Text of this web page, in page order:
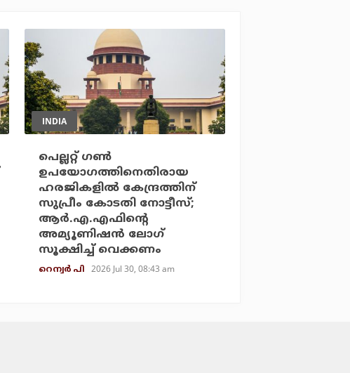
INDIA
പെല്ലറ്റ് ഗണ്‍
ഉപയോഗത്തിനെതിരായ
ഹരജികളില്‍ കേന്ദ്രത്തിന്
സുപ്രീം കോടതി നോട്ടീസ്;
ആര്‍.എ.എഫിന്റെ
അമ്യൂണിഷന്‍ ലോഗ്
സൂക്ഷിച്ച് വെക്കണം
റെന്വര്‍ പി 2026 Jul 30, 08:43 am